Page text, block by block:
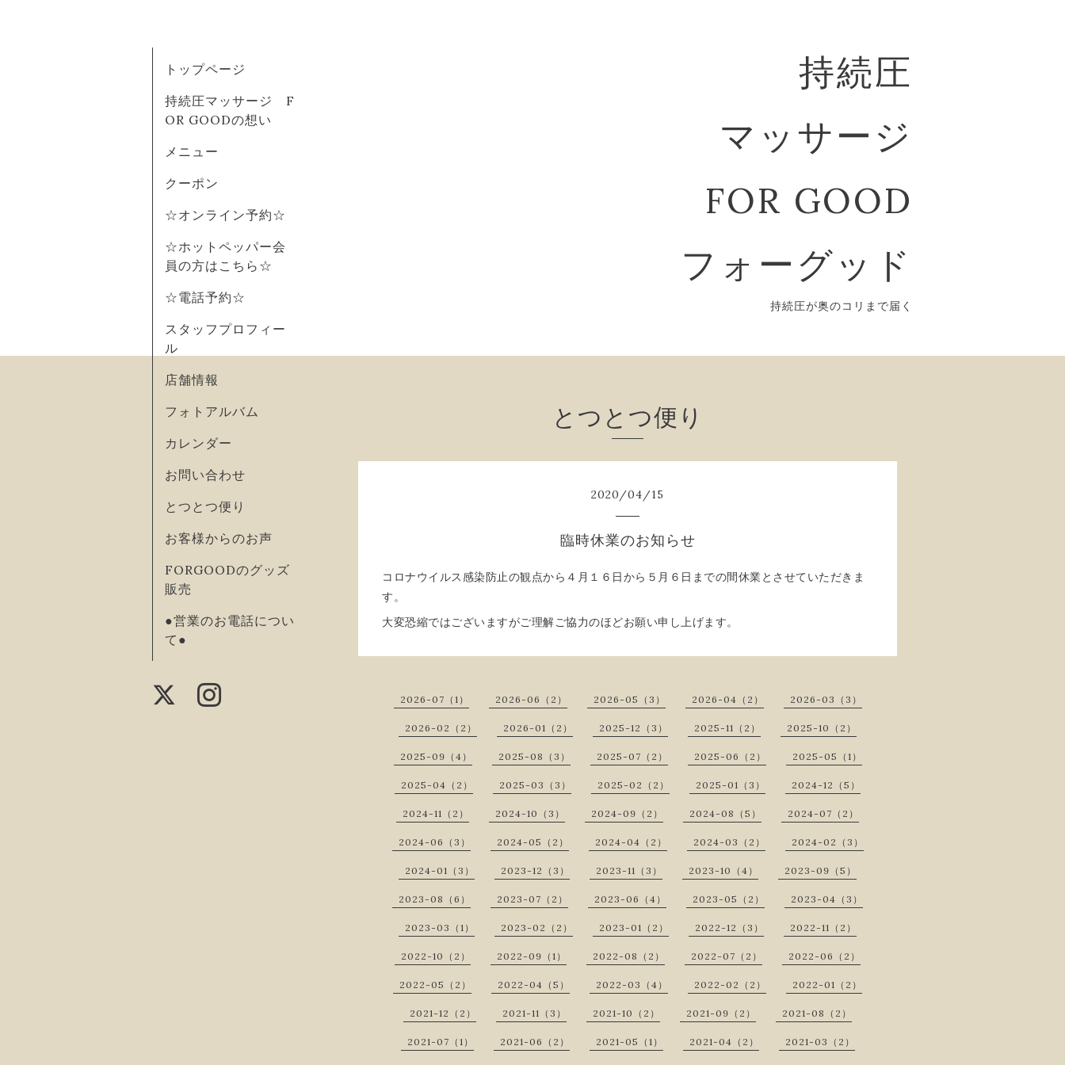
持続圧
マッサージ
FOR GOOD
フォーグッド
持続圧が奥のコリまで届く
トップページ
持続圧マッサージ F
OR GOODの想い
メニュー
クーポン
☆オンライン予約☆
☆ホットペッパー会
員の方はこちら☆
☆電話予約☆
スタッフプロフィー
ル
店舗情報
フォトアルバム
カレンダー
お問い合わせ
とつとつ便り
お客様からのお声
FORGOODのグッズ
販売
●営業のお電話につい
て●
とつとつ便り
2020/04/15
臨時休業のお知らせ
コロナウイルス感染防止の観点から４月１６日から５月６日までの間休業とさせていただきま
す。
大変恐縮ではございますがご理解ご協力のほどお願い申し上げます。
2026-07（1） 2026-06（2） 2026-05（3） 2026-04（2） 2026-03（3）
2026-02（2） 2026-01（2） 2025-12（3） 2025-11（2） 2025-10（2）
2025-09（4） 2025-08（3） 2025-07（2） 2025-06（2） 2025-05（1）
2025-04（2） 2025-03（3） 2025-02（2） 2025-01（3） 2024-12（5）
2024-11（2） 2024-10（3） 2024-09（2） 2024-08（5） 2024-07（2）
2024-06（3） 2024-05（2） 2024-04（2） 2024-03（2） 2024-02（3）
2024-01（3） 2023-12（3） 2023-11（3） 2023-10（4） 2023-09（5）
2023-08（6） 2023-07（2） 2023-06（4） 2023-05（2） 2023-04（3）
2023-03（1） 2023-02（2） 2023-01（2） 2022-12（3） 2022-11（2）
2022-10（2） 2022-09（1） 2022-08（2） 2022-07（2） 2022-06（2）
2022-05（2） 2022-04（5） 2022-03（4） 2022-02（2） 2022-01（2）
2021-12（2） 2021-11（3） 2021-10（2） 2021-09（2） 2021-08（2）
2021-07（1） 2021-06（2） 2021-05（1） 2021-04（2） 2021-03（2）